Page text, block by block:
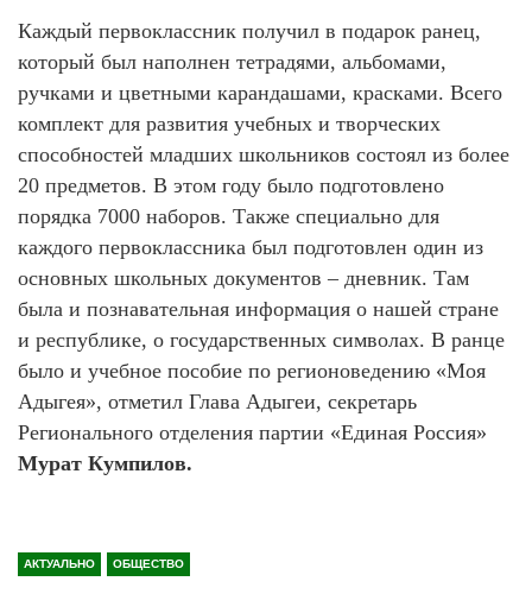
Каждый первоклассник получил в подарок ранец,
который был наполнен тетрадями, альбомами,
ручками и цветными карандашами, красками. Всего
комплект для развития учебных и творческих
способностей младших школьников состоял из более
20 предметов. В этом году было подготовлено
порядка 7000 наборов. Также специально для
каждого первоклассника был подготовлен один из
основных школьных документов – дневник. Там
была и познавательная информация о нашей стране
и республике, о государственных символах. В ранце
было и учебное пособие по регионоведению «Моя
Адыгея», отметил Глава Адыгеи, секретарь
Регионального отделения партии «Единая Россия»
Мурат Кумпилов.
АКТУАЛЬНО ОБЩЕСТВО